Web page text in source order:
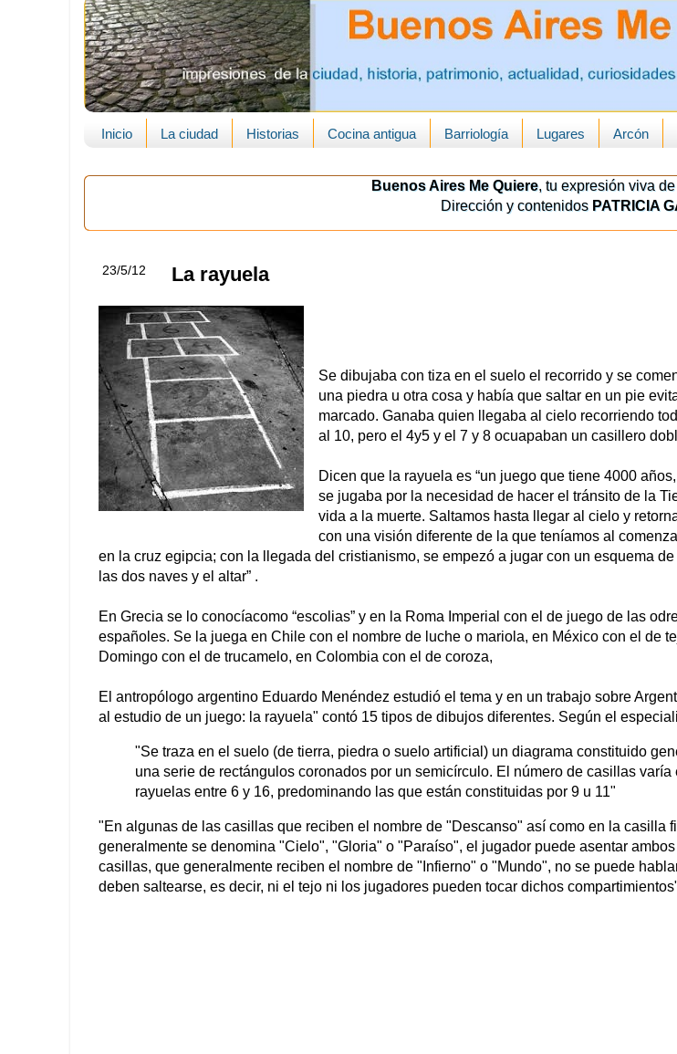
Inicio La ciudad Historias Cocina antigua Barriología Lugares Arcón
Buenos Aires Me Quiere, tu expresión viva
Dirección y contenidos PATRICIA
23/5/12 La rayuela
Se dibujaba con tiza en el suelo el recorrido y se
una piedra u otra cosa y había que saltar en un pie
marcado. Ganaba quien llegaba al cielo recorriendo
al 10, pero el 4y5 y el 7 y 8 ocuapaban un casillero
Dicen que la rayuela es “un juego que tiene 4000
se jugaba por la necesidad de hacer el tránsito de la
vida a la muerte. Saltamos hasta llegar al cielo y
con una visión diferente de la que teníamos al
en la cruz egipcia; con la llegada del cristianismo, se empezó a jugar con un esquema
las dos naves y el altar” .
En Grecia se lo conocíacomo “escolias” y en la Roma Imperial con el de juego de las
españoles. Se la juega en Chile con el nombre de luche o mariola, en México con el de
Domingo con el de trucamelo, en Colombia con el de coroza,
El antropólogo argentino Eduardo Menéndez estudió el tema y en un trabajo sobre
al estudio de un juego: la rayuela" contó 15 tipos de dibujos diferentes. Según el
"Se traza en el suelo (de tierra, piedra o suelo artificial) un diagrama constituido
una serie de rectángulos coronados por un semicírculo. El número de casillas varía
rayuelas entre 6 y 16, predominando las que están constituidas por 9 u 11"
"En algunas de las casillas que reciben el nombre de "Descanso" así como en la casilla
generalmente se denomina "Cielo", "Gloria" o "Paraíso", el jugador puede asentar
casillas, que generalmente reciben el nombre de "Infierno" o "Mundo", no se puede
deben saltearse, es decir, ni el tejo ni los jugadores pueden tocar dichos